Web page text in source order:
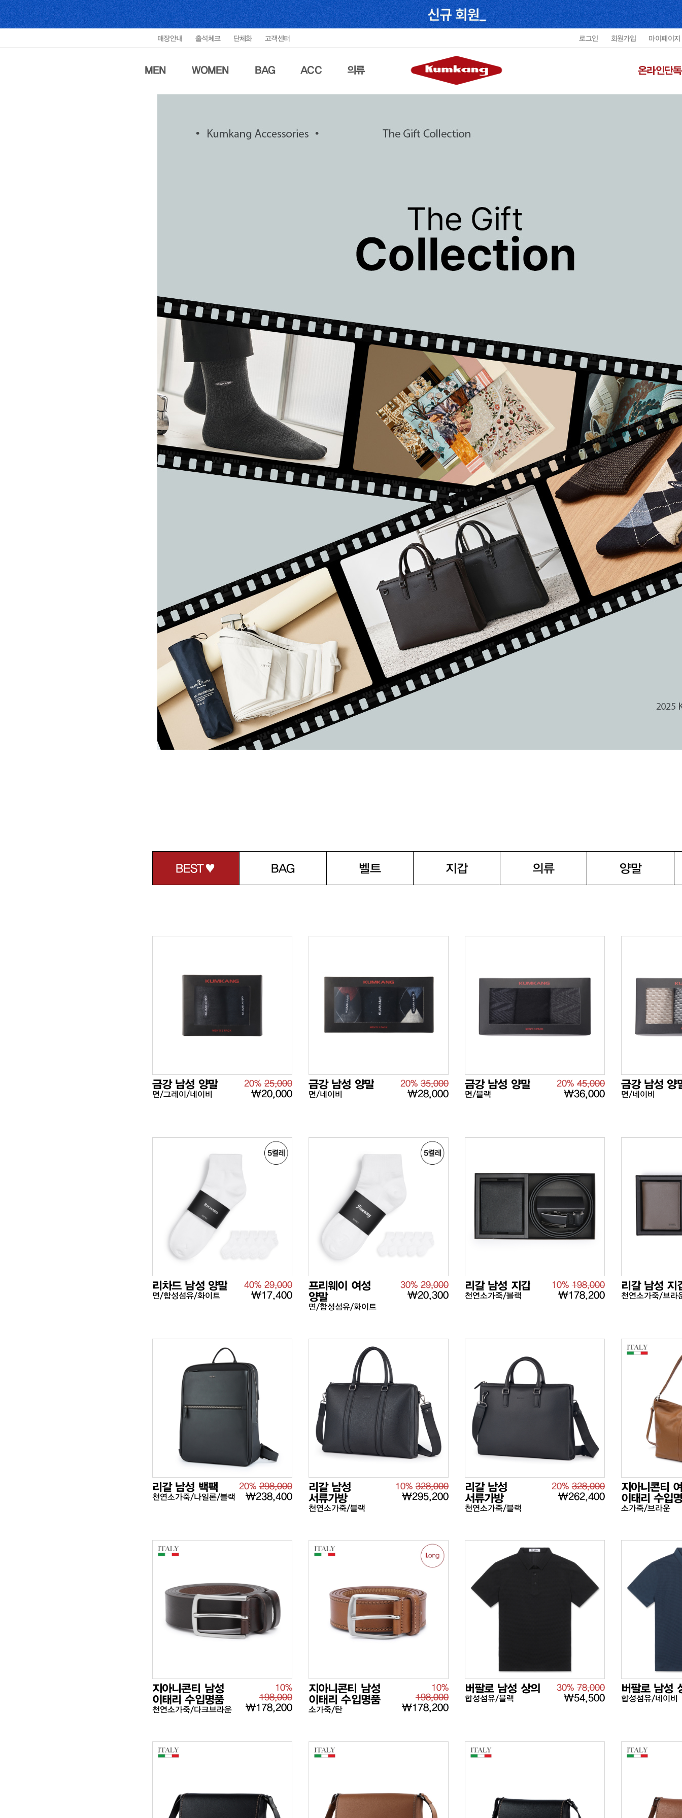
매장안내 출석체크 단체화 고객센터 로그인 회원가입 마이페이지
MEN WOMEN BAG ACC 의류 온라인단독
BEST♥ BAG 벨트 지갑 의류 양말
금강 남성 양말
면/그레이/네이비
20% 25,000
₩20,000
금강 남성 양말
면/네이비
20% 35,000
₩28,000
금강 남성 양말
면/블랙
20%45,000
₩36,000
금강 남성 양
면/네이비
리차드 남성 양말
면/합성섬유/화이트
40% 29,000
₩17,400
프리웨이 여성
양말
면/합성섬유/화이트
30% 29,000
₩20,300
리갈 남성 지갑
천연소가죽/블랙
10%198,000
₩178,200
리갈 남성 지
천연소가죽/브라
리갈 남성 백팩
천연소가죽/나일론/블랙
20% 298,000
₩238,400
리갈 남성
서류가방
천연소가죽/블랙
10% 328,000
₩295,200
리갈 남성
서류가방
천연소가죽/블랙
20%328,000
₩262,400
지아니콘티
이태리 수입
소가죽/브라운
지아니콘티 남성
이태리 수입명품
천연소가죽/다크브라운
10%
198,000
₩178,200
지아니콘티 남성
이태리 수입명품
소가죽/탄
10%
198,000
₩178,200
버팔로 남성 상의
합성섬유/블랙
30%78,000
₩54,500
버팔로 남성
합성섬유/네이비